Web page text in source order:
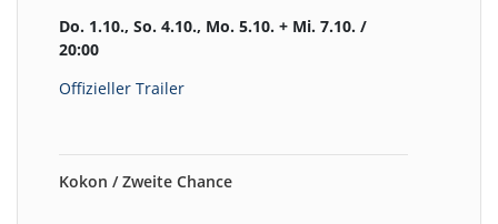
Do. 1.10., So. 4.10., Mo. 5.10. + Mi. 7.10. /
20:00
Offizieller Trailer
Kokon / Zweite Chance